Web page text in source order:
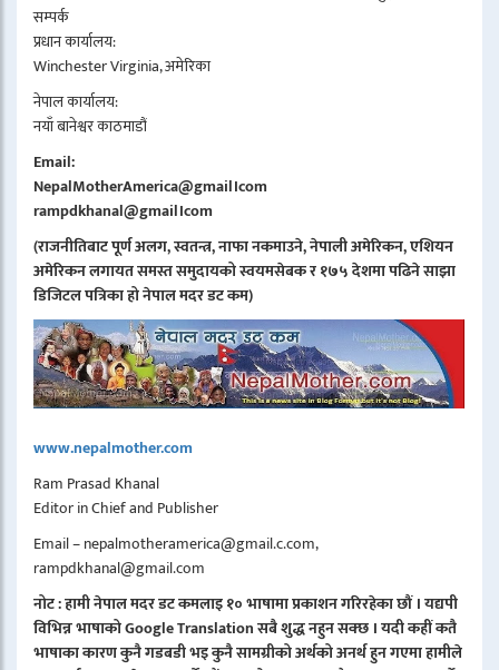
सम्पर्क
प्रधान कार्यालय:
Winchester Virginia, अमेरिका
नेपाल कार्यालय:
नयाँ बानेश्वर काठमाडौं
Email:
NepalMotherAmerica@gmail।com
rampdkhanal@gmail।com
(राजनीतिबाट पूर्ण अलग, स्वतन्त्र, नाफा नकमाउने, नेपाली अमेरिकन, एशियन
अमेरिकन लगायत समस्त समुदायको स्वयमसेबक र १७५ देशमा पढिने साझा
डिजिटल पत्रिका हो नेपाल मदर डट कम)
www.nepalmother.com
Ram Prasad Khanal
Editor in Chief and Publisher
Email – nepalmotheramerica@gmail.c.com,
rampdkhanal@gmail.com
नोट : हामी नेपाल मदर डट कमलाइ १० भाषामा प्रकाशन गरिरहेका छौं । यद्यपी
विभिन्न भाषाको Google Translation सबै शुद्ध नहुन सक्छ । यदी कहीं कतै
भाषाका कारण कुनै गडबडी भइ कुनै सामग्रीको अर्थको अनर्थ हुन गएमा हामीले